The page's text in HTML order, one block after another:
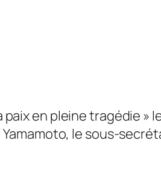
paix en pleine tragédie »
le sous-